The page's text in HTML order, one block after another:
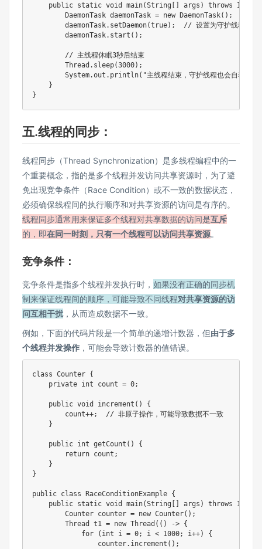
public static void main(String[] args) throws
        DaemonTask daemonTask = new DaemonTask();
        daemonTask.setDaemon(true);  // 设置为守护线程
        daemonTask.start();
        // 主线程休眠3秒后结束
        Thread.sleep(3000);
System.out.println("主线程结束，守护线程也会自动退出
    }
五.线程的同步：
线程同步（Thread Synchronization）是多线程编程中的一
个重要概念，指的是多个线程并发访问共享资源时，为了避
免出现竞争条件（Race Condition）或不一致的数据状态，
必须确保线程间的执行顺序和对共享资源的访问是有序的。
线程同步通常用来保证多个线程对共享数据的访问是互斥
的，即在同一时刻，只有一个线程可以访问共享资源。
竞争条件：
竞争条件是指多个线程并发执行时， 如果没有正确的同步机
制来保证线程间的顺序，可能导致不同线程对共享资源的访
问互相干扰，从而造成数据不一致。
例如，下面的代码片段是一个简单的递增计数器，但由于多
个线程并发操作 ，可能会导致计数器的值错误。
class Counter {
    private int count = 0;
    public void increment() {
        count++;  // 非原子操作，可能导致数据不一致
    }
    public int getCount() {
        return count;
    }
}
public class RaceConditionExample {
public static void main(String[] args) throws
        Counter counter = new Counter();
        Thread t1 = new Thread(() -> {
            for (int i = 0; i < 1000; i++) {
                counter.increment();